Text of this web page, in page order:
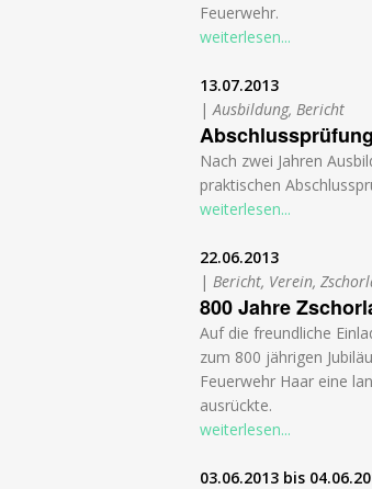
Feuerwehr.
weiterlesen...
13.07.2013
| Ausbildung, Bericht
Nach zwei Jahren
praktischen
weiterlesen...
22.06.2013
| Bericht, Verein,
800 Jahre
Auf die freundliche
zum 800 jährigen
Feuerwehr Haar eine
ausrückte.
weiterlesen...
03.06.2013 bis